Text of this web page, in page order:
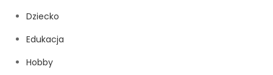
Dziecko
Edukacja
Hobby